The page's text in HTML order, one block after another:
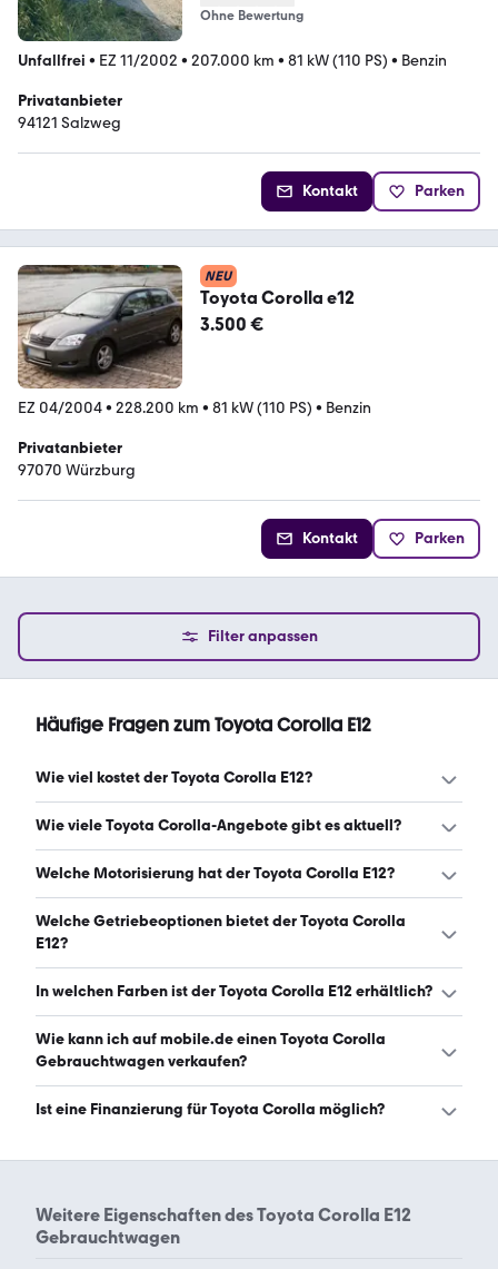
Ohne Bewertung
Unfallfrei • EZ 11/2002 • 207.000 km • 81 kW (110 PS) • Benzin
Privatanbieter
94121 Salzweg
Kontakt Parken
NEU
Toyota Corolla e12
3.500 €
EZ 04/2004• 228.200 km • 81 kW (110 PS) • Benzin
Privatanbieter
97070 Würzburg
Kontakt Parken
Filter anpassen
Häufige Fragen zum Toyota Corolla E12
Wie viel kostet der Toyota Corolla E12?
Ein guter Preis für einen Toyota Corolla E12 liegt zwischen
Wie viele Toyota Corolla-Angebote gibt es aktuell?
Es gibt insgesamt 20 Toyota Corolla bei mobile.de, davon
Welche Motorisierung hat der Toyota Corolla E12?
Der Toyota Corolla E12 hat Leistungen zwischen 76 und
224 PS. (Stand: 7.8.2026)
Welche Getriebeoptionen bietet der Toyota Corolla
E12?
Der Toyota Corolla E12 ist mit manuellem und
In welchen Farben ist der Toyota Corolla E12 erhältlich?
Den Toyota Corolla E12 gibt es in folgenden Farben:
schwarz, silber, beige und weiß. Die häufigste Farbe ist
Wie kann ich auf mobile.de einen Toyota Corolla
Gebrauchtwagen verkaufen?
Alle Informationen zum Verkauf an mobile.de-
Ist eine Finanzierung für Toyota Corolla möglich?
jeweiligen Angebotsseite berechnet werden.
Weitere Eigenschaften desToyota Corolla E12
Gebrauchtwagen